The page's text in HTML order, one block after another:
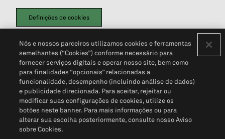
Definições de cookies
Política de PrivacidadePortal de privacidade do cliente (em inglês)
Não Venda Minhas Informações Pessoais© 2026 S&P Global
Nós e nossos parceiros utilizamos cookies e ferramentas
semelhantes (“Cookies”) conforme necessário para
fornecer serviços digitais e operar nosso site, bem como
para finalidades “opcionais” relacionadas a
funcionalidade, desempenho (incluindo análise de dados)
e publicidade direcionada. Para aceitar, rejeitar ou
modificar suas configurações de cookies, utilize os
botões neste banner. Para mais informações ou para
alterar sua escolha posteriormente, consulte nosso Aviso
sobre Cookies.